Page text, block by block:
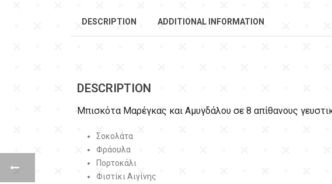
DESCRIPTION ADDITIONAL INFORMATION
DESCRIPTION
Μπισκότα Μαρέγκας και Αμυγδάλου σε 8 απίθανους
Σοκολάτα
Φράουλα
Πορτοκάλι
Φιστίκι Αιγίνης